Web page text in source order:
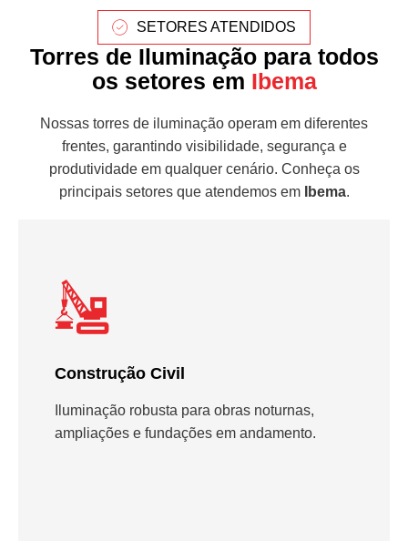
SETORES ATENDIDOS
Torres de Iluminação para todos
os setores em Ibema
Nossas torres de iluminação operam em diferentes
frentes, garantindo visibilidade, segurança e
produtividade em qualquer cenário. Conheça os
principais setores que atendemos em
Ibema.
Construção Civil
Iluminação robusta para obras noturnas,
ampliações e fundações em andamento.